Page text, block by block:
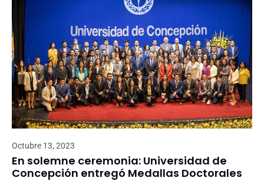
Octubre 13, 2023
En solemne ceremonia: Universidad de
Concepción entregó Medallas Doctorales